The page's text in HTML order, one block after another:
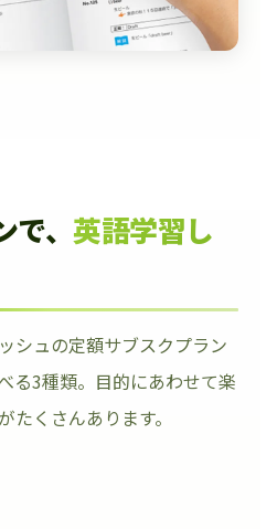
、 英語学習し
シュの定額サブスクプラン
る3種類。目的にあわせて楽
たくさんあります。